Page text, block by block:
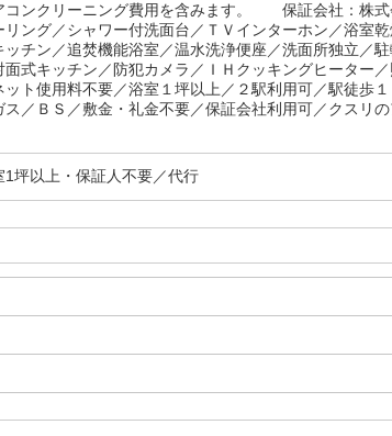
コンクリーニング費用を含みます。 保証会社：株式
リング／シャワー付洗面台／ＴＶインターホン／浴室
ッチン／追焚機能浴室／温水洗浄便座／洗面所独立／
面式キッチン／防犯カメラ／ＩＨクッキングヒーター
ット使用料不要／浴室１坪以上／２駅利用可／駅徒歩
ス／ＢＳ／敷金・礼金不要／保証会社利用可／クスリ
1坪以上・保証人不要／代行